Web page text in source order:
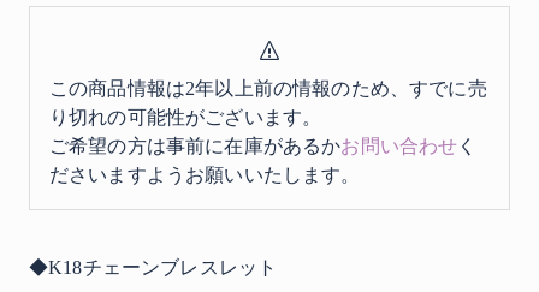
この商品情報は2年以上前の情報のため、すでに売
り切れの可能性がございます。
ご希望の方は事前に在庫があるかお問い合わせ く
ださいますようお願いいたします。
◆K18チェーンブレスレット